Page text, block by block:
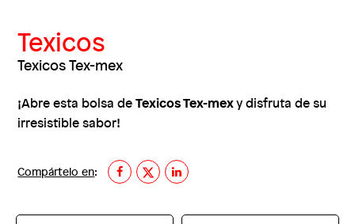
Texicos
Texicos Tex-mex
¡Abre esta bolsa deTexicos Tex-mexy disfruta de su
irresistible sabor!
Compártelo en: